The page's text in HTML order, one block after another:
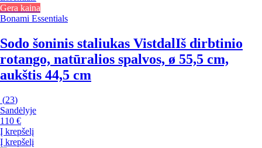
Gera kaina
Bonami Essentials
Sodo šoninis staliukas VistdalIš dirbtinio
rotango, natūralios spalvos, ø 55,5 cm,
aukštis 44,5 cm
(23)
Sandėlyje
110 €
Į krepšelį
Į krepšelį